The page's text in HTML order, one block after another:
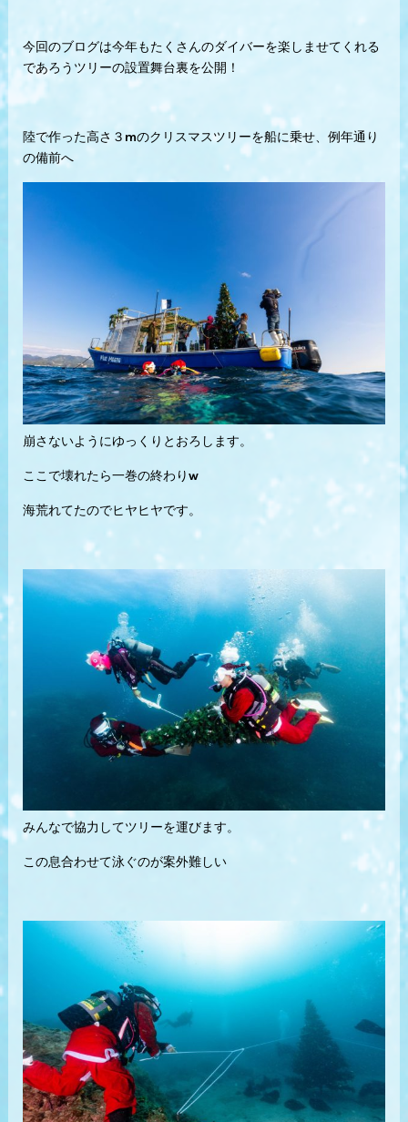
今回のブログは今年もたくさんのダイバーを楽しませてくれる
であろうツリーの設置舞台裏を公開！
陸で作った高さ３mのクリスマスツリーを船に乗せ、例年通り
の備前へ
崩さないようにゆっくりとおろします。
ここで壊れたら一巻の終わりw
海荒れてたのでヒヤヒヤです。
みんなで協力してツリーを運びます。
この息合わせて泳ぐのが案外難しい